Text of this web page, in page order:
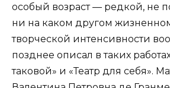
особый возраст — редкой, не
ни на каком другом
творческой интенсивности
позднее описал в таких
таковой» и «Театр для себя».